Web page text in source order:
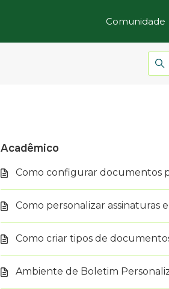
Comunidade
Acadêmico
Como configurar documentos
Como personalizar assinaturas
Como criar tipos de
Ambiente de Boletim